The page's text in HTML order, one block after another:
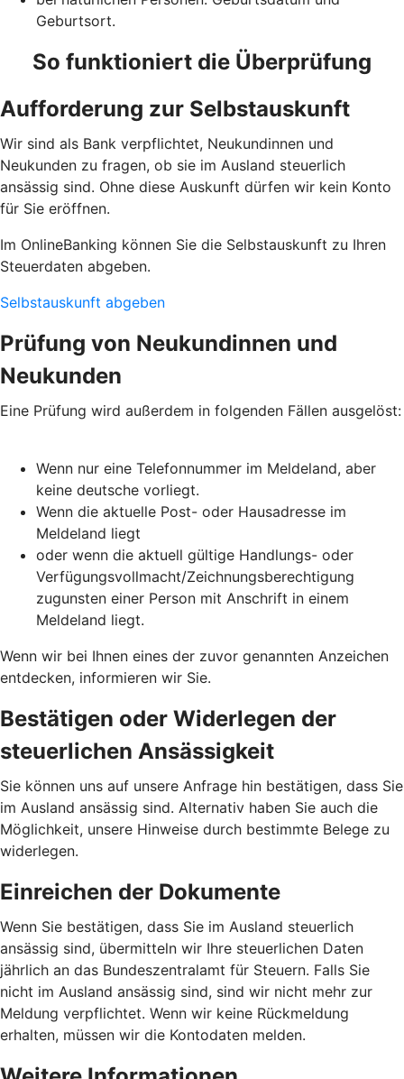
Geburtsort.
So funktioniert die Überprüfung
Aufforderung zur Selbstauskunft
Wir sind als Bank verpflichtet, Neukundinnen und
Neukunden zu fragen, ob sie im Ausland steuerlich
ansässig sind. Ohne diese Auskunft dürfen wir kein Konto
für Sie eröffnen.
Im OnlineBanking können Sie die Selbstauskunft zu Ihren
Steuerdaten abgeben.
Selbstauskunft abgeben
Prüfung von Neukundinnen und
Neukunden
Eine Prüfung wird außerdem in folgenden Fällen ausgelöst:
Wenn nur eine Telefonnummer im Meldeland, aber
keine deutsche vorliegt.
Wenn die aktuelle Post- oder Hausadresse im
Meldeland liegt
oder wenn die aktuell gültige Handlungs- oder
Verfügungsvollmacht/Zeichnungsberechtigung
zugunsten einer Person mit Anschrift in einem
Meldeland liegt.
Wenn wir bei Ihnen eines der zuvor genannten Anzeichen
entdecken, informieren wir Sie.
Bestätigen oder Widerlegen der
steuerlichen Ansässigkeit
Sie können uns auf unsere Anfrage hin bestätigen, dass Sie
im Ausland ansässig sind. Alternativ haben Sie auch die
Möglichkeit, unsere Hinweise durch bestimmte Belege zu
widerlegen.
Einreichen der Dokumente
Wenn Sie bestätigen, dass Sie im Ausland steuerlich
ansässig sind, übermitteln wir Ihre steuerlichen Daten
jährlich an das Bundeszentralamt für Steuern. Falls Sie
nicht im Ausland ansässig sind, sind wir nicht mehr zur
Meldung verpflichtet. Wenn wir keine Rückmeldung
erhalten, müssen wir die Kontodaten melden.